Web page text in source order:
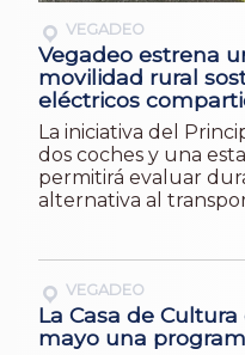
VEGADEO
Vegadeo estrena
movilidad rural
eléctricos
La iniciativa del
dos coches y una
permitirá evaluar
alternativa al
VEGADEO
La Casa de
mayo una